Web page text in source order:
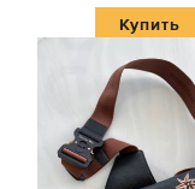
Купить